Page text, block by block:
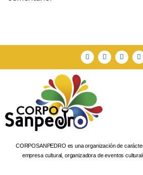
CORPOSANPEDRO es una organización de
empresa cultural, organizadora de eventos